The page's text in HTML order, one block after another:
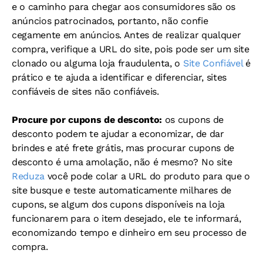
e o caminho para chegar aos consumidores são os
anúncios patrocinados, portanto, não confie
cegamente em anúncios. Antes de realizar qualquer
compra, verifique a URL do site, pois pode ser um site
clonado ou alguma loja fraudulenta, o Site Confiável é
prático e te ajuda a identificar e diferenciar, sites
confiáveis de sites não confiáveis.
Procure por cupons de desconto: os cupons de
desconto podem te ajudar a economizar, de dar
brindes e até frete grátis, mas procurar cupons de
desconto é uma amolação, não é mesmo? No site
Reduza você pode colar a URL do produto para que o
site busque e teste automaticamente milhares de
cupons, se algum dos cupons disponíveis na loja
funcionarem para o item desejado, ele te informará,
economizando tempo e dinheiro em seu processo de
compra.